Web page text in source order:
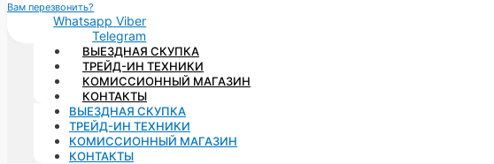
Вам перезвонить?
Whatsapp Viber
Telegram
ВЫЕЗДНАЯ СКУПКА
ТРЕЙД-ИН ТЕХНИКИ
КОМИССИОННЫЙ МАГАЗИН
КОНТАКТЫ
ВЫЕЗДНАЯ СКУПКА
ТРЕЙД-ИН ТЕХНИКИ
КОМИССИОННЫЙ МАГАЗИН
КОНТАКТЫ